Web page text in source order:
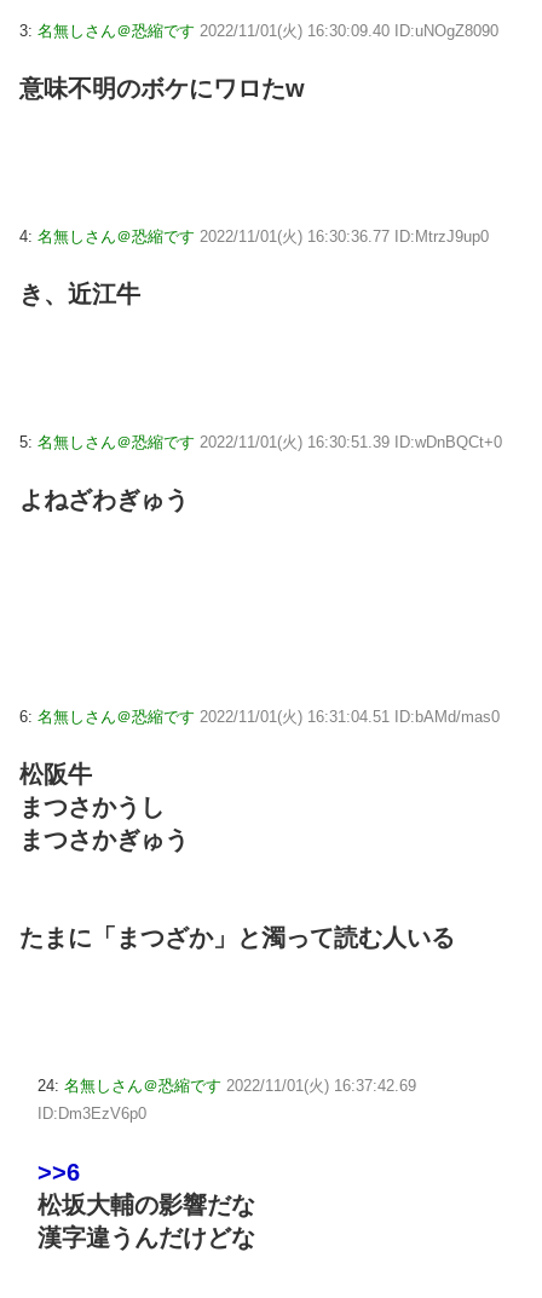
3: 名無しさん＠恐縮です 2022/11/01(火) 16:30:09.40 ID:uNOgZ8090
意味不明のボケにワロたw
4: 名無しさん＠恐縮です 2022/11/01(火) 16:30:36.77 ID:MtrzJ9up0
き、近江牛
5: 名無しさん＠恐縮です 2022/11/01(火) 16:30:51.39 ID:wDnBQCt+0
よねざわぎゅう
6: 名無しさん＠恐縮です 2022/11/01(火) 16:31:04.51 ID:bAMd/mas0
松阪牛
まつさかうし
まつさかぎゅう
たまに「まつざか」と濁って読む人いる
24: 名無しさん＠恐縮です 2022/11/01(火) 16:37:42.69
ID:Dm3EzV6p0
>>6
松坂大輔の影響だな
漢字違うんだけどな